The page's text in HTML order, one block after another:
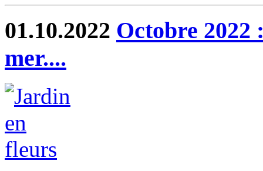
01.10.2022 Octobre 2022
mer....